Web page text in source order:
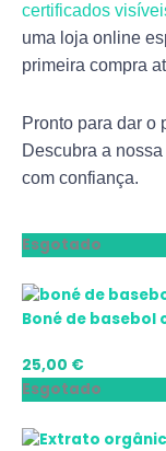
certificados
uma loja online
primeira compra
Pronto para dar o
Descubra a
com confiança.
Esgotado
Boné de
25,00 €
Esgotado